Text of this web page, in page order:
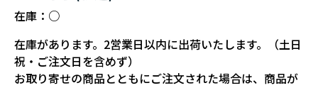
在庫： ○
在庫があります。2営業日以内に出荷いたします。（土日
祝・ご注文日を含めず）
お取り寄せの商品とともにご注文された場合は、商品が